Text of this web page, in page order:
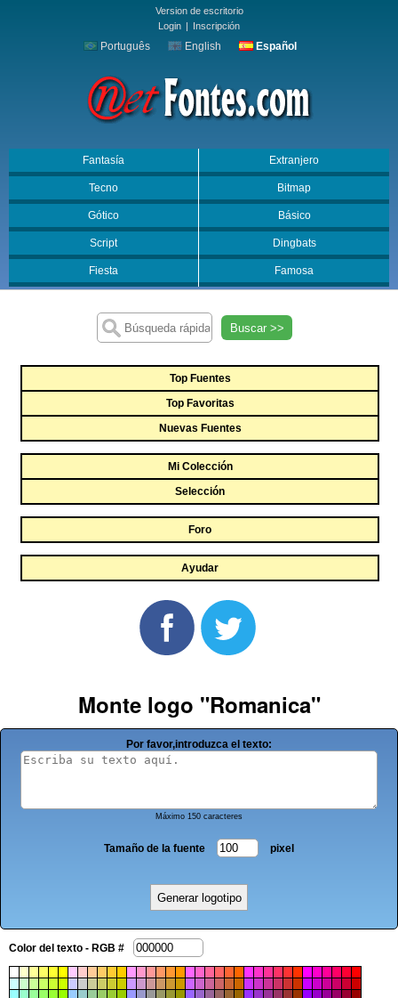
Version de escritorio
Login | Inscripción
Português English Español
Fantasía Extranjero
Tecno Bitmap
Gótico Básico
Script Dingbats
Fiesta Famosa
Buscar >>
Top Fuentes
Top Favoritas
Nuevas Fuentes
Mi Colección
Selección
Foro
Ayudar
Monte logo "Romanica"
Por favor,introduzca el texto:
Máximo 150 caracteres
Tamaño de la fuente pixel
Color del texto - RGB #